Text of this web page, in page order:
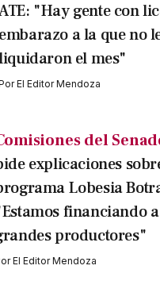
"Hay gente con
embarazo a la que no
el mes"
El Editor Mendoza
del
explicaciones
Lobesia
financiando
productores"
El Editor Mendoza